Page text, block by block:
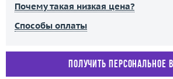
Почему такая низкая цена?
Способы оплаты
Получить персональное